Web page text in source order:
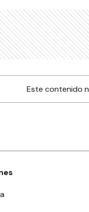
Este contenido